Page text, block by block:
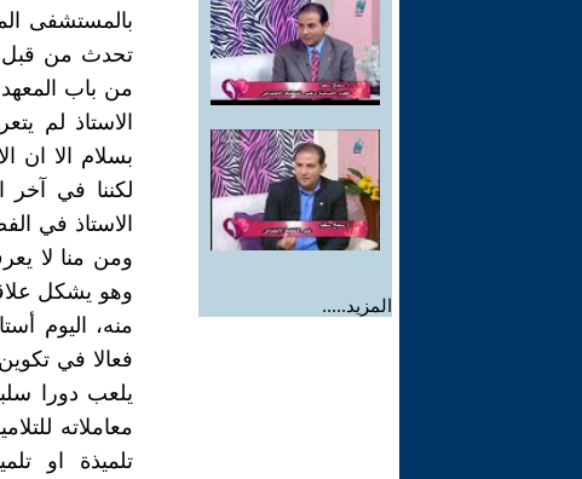
المزيد.....
بالمستشفى
تحدث من
من باب
الاستاذ لم
بسلام الا ان
لكننا في آخر
الاستاذ في
ومن منا لا
وهو يشكل
منه، اليوم
فعالا في
يلعب دورا
معاملاته
تلميذة او